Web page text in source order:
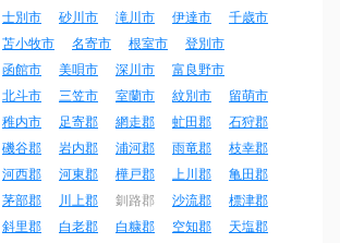
士別市
砂川市 滝川市 伊達市
千歳市
苫小牧市
名寄市 根室市
登別市
函館市
美唄市 深川市
富良野市
北斗市
三笠市 室蘭市 紋別市
留萌市
稚内市
足寄郡 網走郡 虻田郡
石狩郡
磯谷郡
岩内郡 浦河郡 雨竜郡
枝幸郡
河西郡
河東郡 樺戸郡 上川郡
亀田郡
茅部郡
川上郡 釧路郡 沙流郡
標津郡
斜里郡
白老郡 白糠郡 空知郡
天塩郡